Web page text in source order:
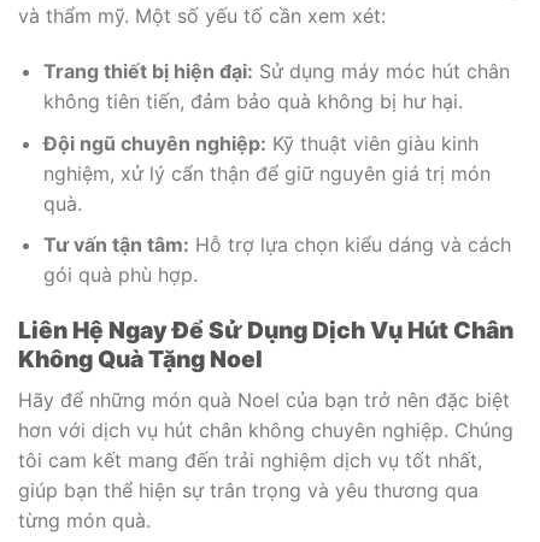
và thẩm mỹ. Một số yếu tố cần xem xét:
Trang thiết bị hiện đại: Sử dụng máy móc hút chân
không tiên tiến, đảm bảo quà không bị hư hại.
Đội ngũ chuyên nghiệp: Kỹ thuật viên giàu kinh
nghiệm, xử lý cẩn thận để giữ nguyên giá trị món
quà.
Tư vấn tận tâm: Hỗ trợ lựa chọn kiểu dáng và cách
gói quà phù hợp.
Liên Hệ Ngay Để Sử Dụng Dịch Vụ Hút Chân
Không Quà Tặng Noel
Hãy để những món quà Noel của bạn trở nên đặc biệt
hơn với dịch vụ hút chân không chuyên nghiệp. Chúng
tôi cam kết mang đến trải nghiệm dịch vụ tốt nhất,
giúp bạn thể hiện sự trân trọng và yêu thương qua
từng món quà.